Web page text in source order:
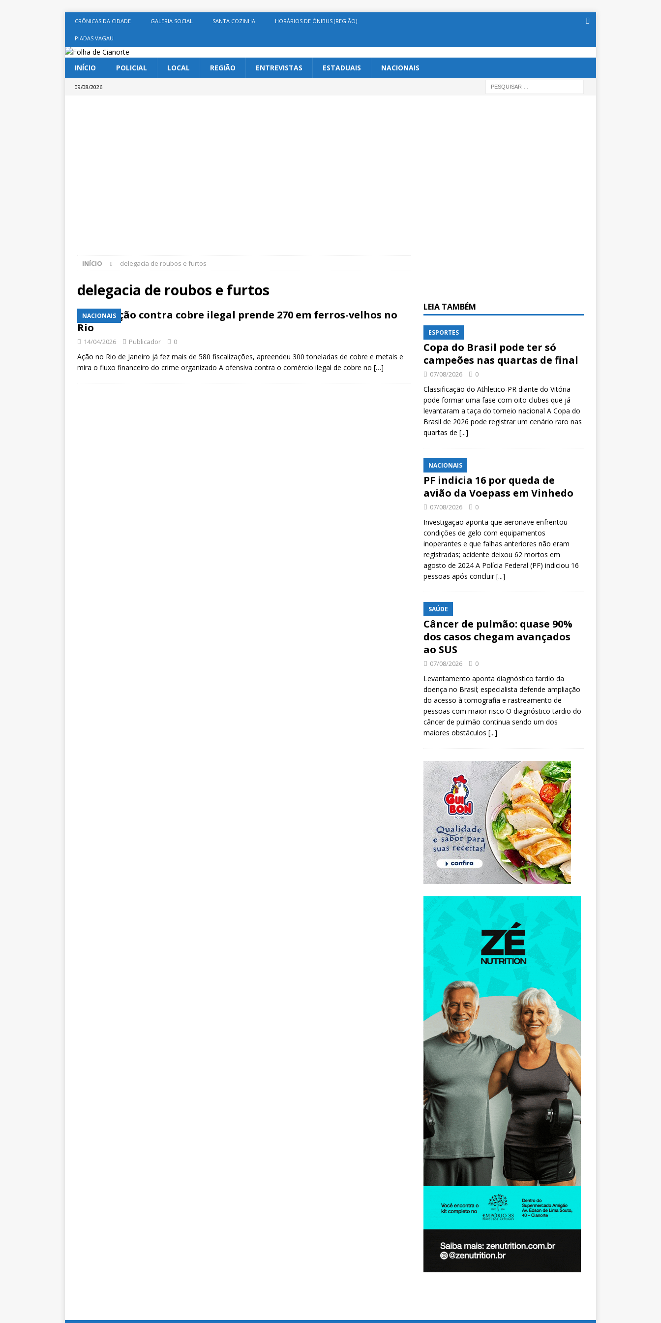
CRÔNICAS DA CIDADE GALERIA SOCIAL SANTA COZINHA HORÁRIOS DE ÔNIBUS (REGIÃO)
PIADAS VAGAU
INÍCIO POLICIAL LOCAL REGIÃO ENTREVISTAS ESTADUAIS NACIONAIS
09/08/2026
INÍCIO delegacia de roubos e furtos
delegacia de roubos e furtos
NACIONAIS
Operação contra cobre ilegal prende 270 em ferros-velhos no
Rio
14/04/2026 Publicador 0
Ação no Rio de Janeiro já fez mais de 580 fiscalizações, apreendeu 300 toneladas de cobre e metais e
mira o fluxo financeiro do crime organizado A ofensiva contra o comércio ilegal de cobre no […]
LEIA TAMBÉM
ESPORTES
Copa do Brasil pode ter só
campeões nas quartas de final
07/08/2026 0
Classificação do Athletico-PR diante do Vitória
pode formar uma fase com oito clubes que já
levantaram a taça do torneio nacional A Copa do
Brasil de 2026 pode registrar um cenário raro nas
quartas de [...]
NACIONAIS
PF indicia 16 por queda de
avião da Voepass em Vinhedo
07/08/2026 0
Investigação aponta que aeronave enfrentou
condições de gelo com equipamentos
inoperantes e que falhas anteriores não eram
registradas; acidente deixou 62 mortos em
agosto de 2024 A Polícia Federal (PF) indiciou 16
pessoas após concluir[...]
SAÚDE
Câncer de pulmão: quase 90%
dos casos chegam avançados
ao SUS
07/08/2026 0
Levantamento aponta diagnóstico tardio da
doença no Brasil; especialista defende ampliação
do acesso à tomografia e rastreamento de
pessoas com maior risco O diagnóstico tardio do
câncer de pulmão continua sendo um dos
maiores obstáculos [...]